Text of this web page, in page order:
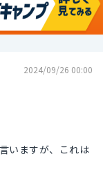
2024/09/26 00:00
いますが、これは